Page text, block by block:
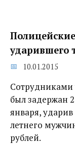
ударившего
10.01.2015
Сотрудниками
был задержан
января,
летнего
рублей.